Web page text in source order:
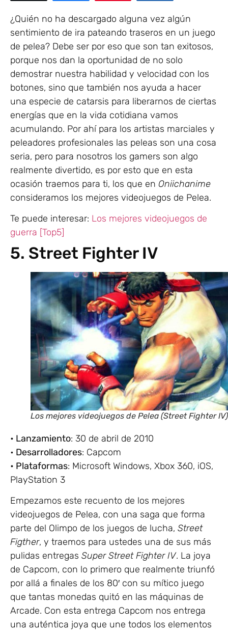
¿Quién no ha descargado alguna vez algún
sentimiento de ira pateando traseros en un juego
de pelea? Debe ser por eso que son tan exitosos,
porque nos dan la oportunidad de no solo
demostrar nuestra habilidad y velocidad con los
botones, sino que también nos ayuda a hacer
una especie de catarsis para liberarnos de ciertas
energías que en la vida cotidiana vamos
acumulando. Por ahí para los artistas marciales y
peleadores profesionales las peleas son una cosa
seria, pero para nosotros los gamers son algo
realmente divertido, es por esto que en esta
ocasión traemos para ti, los que en Oniichanime
consideramos los mejores videojuegos de Pelea.
Te puede interesar: Los mejores videojuegos de
guerra [Top5]
5. Street Fighter IV
Los mejores videojuegos de Pelea (Street Fighter IV)
• Lanzamiento: 30 de abril de 2010
• Desarrolladores: Capcom
• Plataformas: Microsoft Windows, Xbox 360, iOS,
PlayStation 3
Empezamos este recuento de los mejores
videojuegos de Pelea, con una saga que forma
parte del Olimpo de los juegos de lucha, Street
Figther, y traemos para ustedes una de sus más
pulidas entregas Super Street Fighter IV. La joya
de Capcom, con lo primero que realmente triunfó
por allá a finales de los 80′ con su mítico juego
que tantas monedas quitó en las máquinas de
Arcade. Con esta entrega Capcom nos entrega
una auténtica joya que une todos los elementos